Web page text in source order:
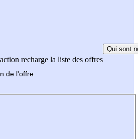
recharge la liste des offres
Qui sont
de l'offre